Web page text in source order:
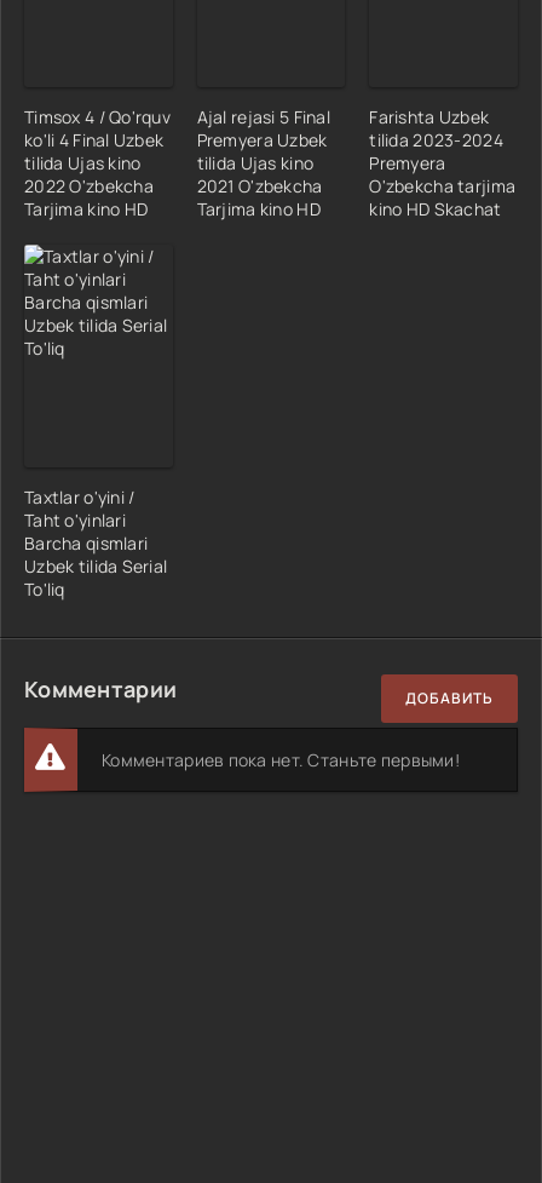
Timsox 4 / Qo'rquv
ko'li 4 Final Uzbek
tilida Ujas kino
2022 O'zbekcha
Tarjima kino HD
Ajal rejasi 5 Final
Premyera Uzbek
tilida Ujas kino
2021 O'zbekcha
Tarjima kino HD
Farishta Uzbek
tilida 2023-2024
Premyera
O'zbekcha tarjima
kino HD Skachat
Taxtlar o'yini /
Taht o'yinlari
Barcha qismlari
Uzbek tilida Serial
To'liq
Комментарии ДОБАВИТЬ
Комментариев пока нет. Станьте первыми!